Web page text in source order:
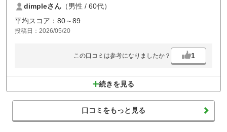
dimpleさん （男性 / 60代）
平均スコア：80～89
投稿日：2026/05/20
この口コミは参考になりましたか？ 1
続きを見る
口コミをもっと見る